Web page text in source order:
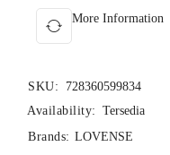
More Information
SKU:
728360599834
Availability: Tersedia
Brands: LOVENSE